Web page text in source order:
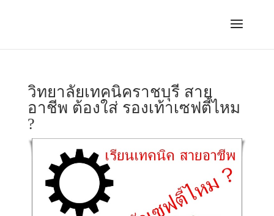
วิทยาลัยเทคนิคราชบุรี สาย
อาชีพ ต้องใส่ รองเท้าเซฟตี้ไหม
?